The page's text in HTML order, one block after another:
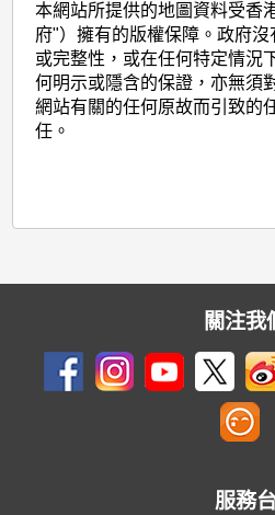
本網站所提供的地圖資料受香
府"）擁有的版權保障。政府
或完整性，或在任何特定情況
何明示或隱含的保證，亦無須
網站有關的任何原故而引致的
任。
關注我
服務